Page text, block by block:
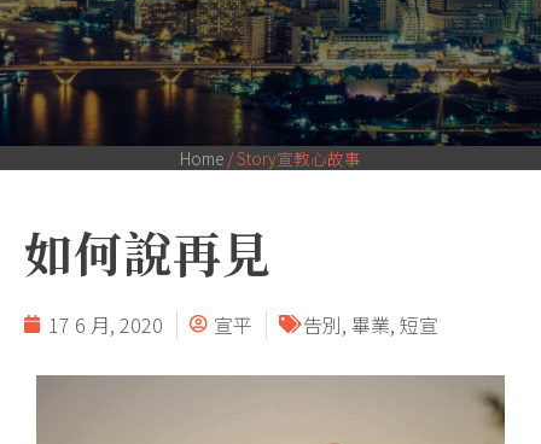
Home /Story宣教心故事
如何說再見
17 6 月, 2020 宣平 告別, 畢業, 短宣